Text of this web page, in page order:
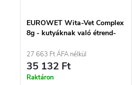
EUROWET Wita-Vet Complex
8g - kutyáknak való étrend-
27 663 Ft ÁFA nélkül
35 132 Ft
Raktáron